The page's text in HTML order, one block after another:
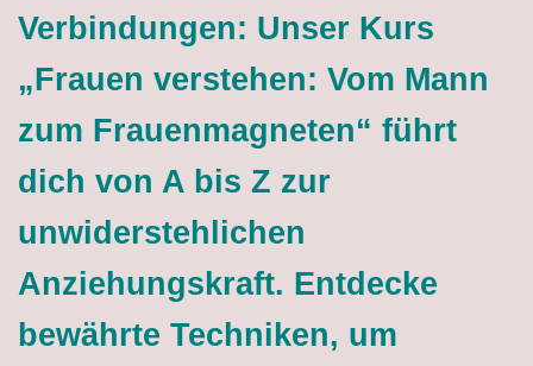
Verbindungen: Unser Kurs
„Frauen verstehen: Vom Mann
zum Frauenmagneten“ führt
dich von A bis Z zur
unwiderstehlichen
Anziehungskraft. Entdecke
bewährte Techniken, um